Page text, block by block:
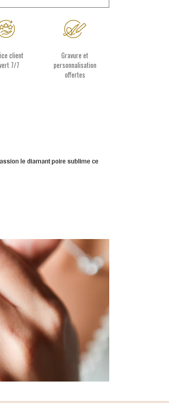
client
7/7
Gravure et
personnalisation
offertes
le diamant poire sublime ce